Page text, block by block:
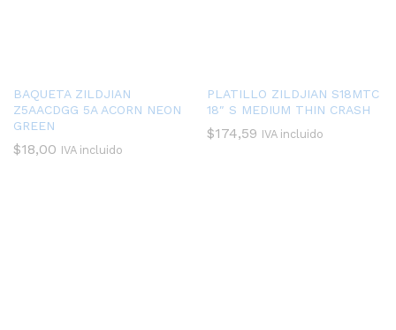
BAQUETA ZILDJIAN
Z5AACDGG 5A ACORN NEON
GREEN
$18,00 IVA incluido
PLATILLO ZILDJIAN S18MTC
18″ S MEDIUM THIN CRASH
$174,59 IVA incluido